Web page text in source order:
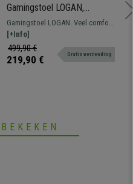
Gamingstoel LOGAN,
Kantelbare Rugleuning,
Inclusief Kussens, Metalen
Onderstel, in Zwart/Wit
Gamingstoel LOGAN. Veel comfort
dankzij de vormen, verstelbare
rugleuning en bekleding,
verkrijgbaar in verschillende
[+Info]
499,90 €
219,90 € Gratis verzending
BEKEKEN